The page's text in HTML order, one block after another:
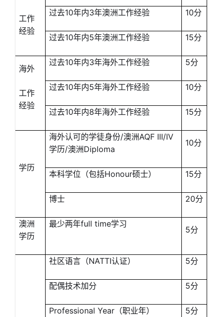
工作
经验
过去10年内3年澳洲工作经验 10分
过去10年内5年澳洲工作经验 15分
海外
工作
经验
过去10年内3年海外工作经验 5分
过去10年内5年海外工作经验 10分
过去10年内8年海外工作经验 15分
学历
海外认可的学徒身份/澳洲AQF III/IV
学历/澳洲Diploma
10分
本科学位（包括Honour硕士） 15分
博士 20分
澳洲
学历
最少两年full time学习
5分
社区语言（NATTI认证） 5分
配偶技术加分 5分
Professional Year（职业年） 5分